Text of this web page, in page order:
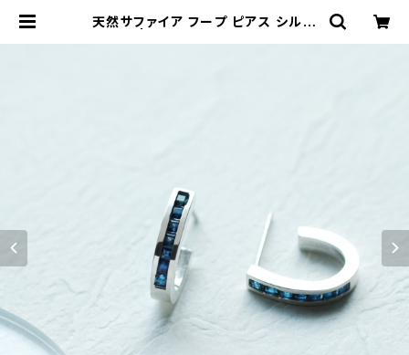
天然サファイア フープ ピアス シルバ